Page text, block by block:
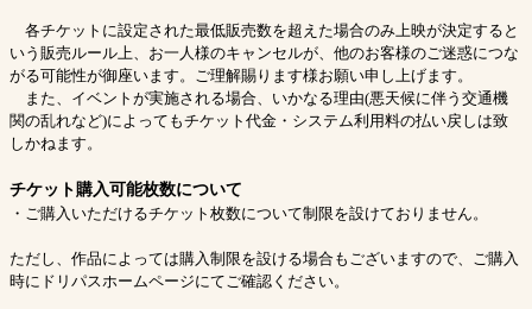
各チケットに設定された最低販売数を超えた場合のみ上映が決定すると
いう販売ルール上、お一人様のキャンセルが、他のお客様のご迷惑につな
がる可能性が御座います。ご理解賜ります様お願い申し上げます。
また、イベントが実施される場合、いかなる理由(悪天候に伴う交通機
関の乱れなど)によってもチケット代金・システム利用料の払い戻しは致
しかねます。
チケット購入可能枚数について
・ご購入いただけるチケット枚数について制限を設けておりません。
ただし、作品によっては購入制限を設ける場合もございますので、ご購入
時にドリパスホームページにてご確認ください。